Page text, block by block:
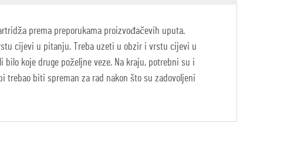
prema preporukama proizvođačevih uputa.
cijevi u pitanju. Treba uzeti u obzir i vrstu cijevi u
koje druge poželjne veze. Na kraju, potrebni su i
biti spreman za rad nakon što su zadovoljeni